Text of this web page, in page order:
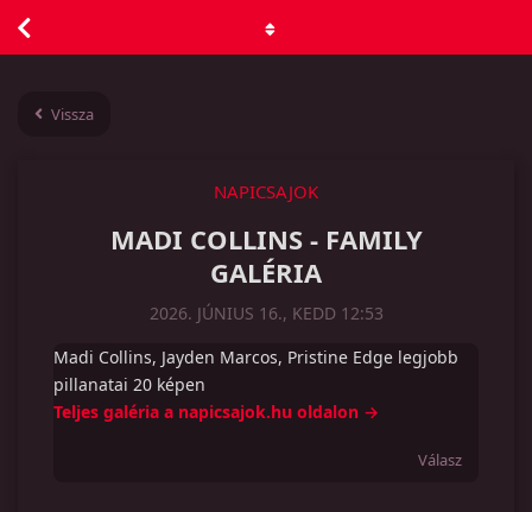
Vissza
NAPICSAJOK
MADI COLLINS - FAMILY
GALÉRIA
2026. JÚNIUS 16., KEDD 12:53
Madi Collins, Jayden Marcos, Pristine Edge legjobb
pillanatai 20 képen
Teljes galéria a napicsajok.hu oldalon →
Válasz